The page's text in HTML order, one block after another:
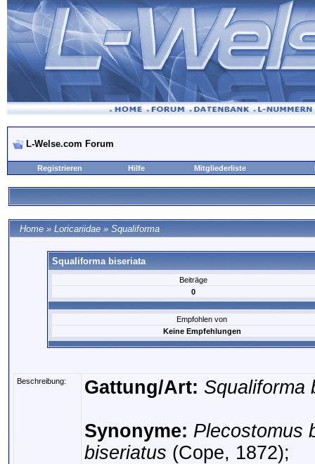
L-Welse.com Forum
Registrieren Hilfe Mitgliederliste
Home » Loricariidae » Squaliforma
Squaliforma biseriata
Beiträge
0
Empfohlen von
Keine Empfehlungen
Beschreibung: Gattung/Art: Squaliforma
Synonyme: Plecostomus
biseriatus (Cope, 1872);